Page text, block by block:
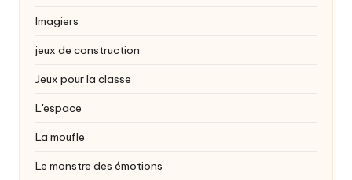
Imagiers
jeux de construction
Jeux pour la classe
L'espace
La moufle
Le monstre des émotions